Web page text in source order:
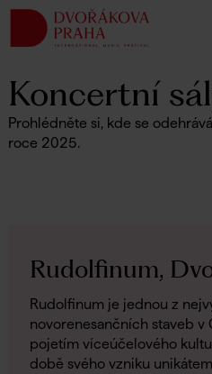
Koncertní
Prohlédněte si, kde se
roce 2025.
Rudolfinum,
Rudolfinum je jednou z
novorenesančních staveb v
pojetím víceúčelového
době svého vzniku